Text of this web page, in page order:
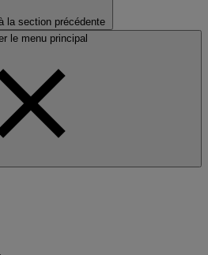
la section précédente
le menu principal